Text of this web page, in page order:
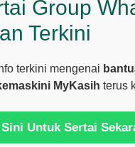
Group
Terkini
terkini mengenai
MyKasih terus
Untuk Sertai